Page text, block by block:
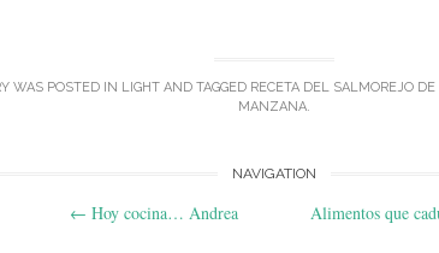
WAS POSTED IN LIGHT AND TAGGED RECETA DEL SALMOREJO
MANZANA
NAVIGATION
← Hoy cocina… Andrea Alimentos que